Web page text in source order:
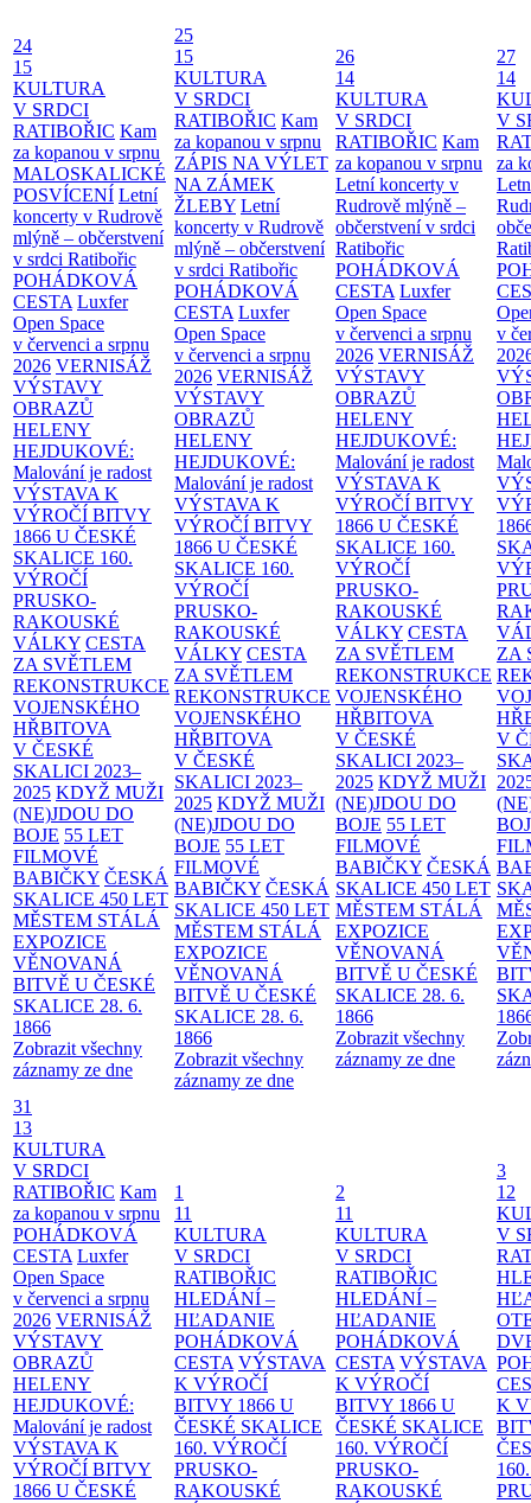
24
15
KULTURA
V SRDCI
RATIBOŘIC Kam
za kopanou v srpnu
MALOSKALICKÉ
POSVÍCENÍ Letní
koncerty v Rudrově
mlýně – občerstvení
v srdci Ratibořic
POHÁDKOVÁ
CESTA Luxfer
Open Space
v červenci a srpnu
2026 VERNISÁŽ
VÝSTAVY
OBRAZŮ
HELENY
HEJDUKOVÉ:
Malování je radost
VÝSTAVA K
VÝROČÍ BITVY
1866 U ČESKÉ
SKALICE 160.
VÝROČÍ
PRUSKO-
RAKOUSKÉ
VÁLKY CESTA
ZA SVĚTLEM
REKONSTRUKCE
VOJENSKÉHO
HŘBITOVA
V ČESKÉ
SKALICI 2023–
2025 KDYŽ MUŽI
(NE)JDOU DO
BOJE 55 LET
FILMOVÉ
BABIČKY ČESKÁ
SKALICE 450 LET
MĚSTEM STÁLÁ
EXPOZICE
VĚNOVANÁ
BITVĚ U ČESKÉ
SKALICE 28. 6.
1866
Zobrazit všechny
záznamy ze dne
25
15
KULTURA
V SRDCI
RATIBOŘIC Kam
za kopanou v srpnu
ZÁPIS NA VÝLET
NA ZÁMEK
ŽLEBY Letní
koncerty v Rudrově
mlýně – občerstvení
v srdci Ratibořic
POHÁDKOVÁ
CESTA Luxfer
Open Space
v červenci a srpnu
2026 VERNISÁŽ
VÝSTAVY
OBRAZŮ
HELENY
HEJDUKOVÉ:
Malování je radost
VÝSTAVA K
VÝROČÍ BITVY
1866 U ČESKÉ
SKALICE 160.
VÝROČÍ
PRUSKO-
RAKOUSKÉ
VÁLKY CESTA
ZA SVĚTLEM
REKONSTRUKCE
VOJENSKÉHO
HŘBITOVA
V ČESKÉ
SKALICI 2023–
2025 KDYŽ MUŽI
(NE)JDOU DO
BOJE 55 LET
FILMOVÉ
BABIČKY ČESKÁ
SKALICE 450 LET
MĚSTEM STÁLÁ
EXPOZICE
VĚNOVANÁ
BITVĚ U ČESKÉ
SKALICE 28. 6.
1866
Zobrazit všechny
záznamy ze dne
26
14
KULTURA
V SRDCI
RATIBOŘIC Kam
za kopanou v srpnu
Letní koncerty v
Rudrově mlýně –
občerstvení v srdci
Ratibořic
POHÁDKOVÁ
CESTA Luxfer
Open Space
v červenci a srpnu
2026 VERNISÁŽ
VÝSTAVY
OBRAZŮ
HELENY
HEJDUKOVÉ:
Malování je radost
VÝSTAVA K
VÝROČÍ BITVY
1866 U ČESKÉ
SKALICE 160.
VÝROČÍ
PRUSKO-
RAKOUSKÉ
VÁLKY CESTA
ZA SVĚTLEM
REKONSTRUKCE
VOJENSKÉHO
HŘBITOVA
V ČESKÉ
SKALICI 2023–
2025 KDYŽ MUŽI
(NE)JDOU DO
BOJE 55 LET
FILMOVÉ
BABIČKY ČESKÁ
SKALICE 450 LET
MĚSTEM STÁLÁ
EXPOZICE
VĚNOVANÁ
BITVĚ U ČESKÉ
SKALICE 28. 6.
1866
Zobrazit všechny
záznamy ze dne
27
14
V
za
v
ZA
V
31
13
KULTURA
V SRDCI
RATIBOŘIC Kam
za kopanou v srpnu
POHÁDKOVÁ
CESTA Luxfer
Open Space
v červenci a srpnu
2026 VERNISÁŽ
VÝSTAVY
OBRAZŮ
HELENY
HEJDUKOVÉ:
Malování je radost
VÝSTAVA K
VÝROČÍ BITVY
1866 U ČESKÉ
1
11
KULTURA
V SRDCI
RATIBOŘIC
HLEDÁNÍ –
HĽADANIE
POHÁDKOVÁ
CESTA VÝSTAVA
K VÝROČÍ
BITVY 1866 U
ČESKÉ SKALICE
160. VÝROČÍ
PRUSKO-
RAKOUSKÉ
2
11
KULTURA
V SRDCI
RATIBOŘIC
HLEDÁNÍ –
HĽADANIE
POHÁDKOVÁ
CESTA VÝSTAVA
K VÝROČÍ
BITVY 1866 U
ČESKÉ SKALICE
160. VÝROČÍ
PRUSKO-
RAKOUSKÉ
3
12
V
K